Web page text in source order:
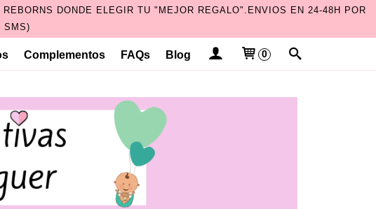
DONDE ELEGIR TU "MEJOR REGALO".ENVIOS EN 24-48H POR
SMS)
Complementos FAQs Blog 0